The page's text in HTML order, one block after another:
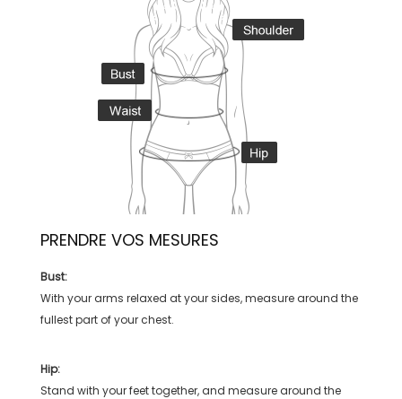
PRENDRE VOS MESURES
Bust:
With your arms relaxed at your sides, measure around the
fullest part of your chest.
Hip:
Stand with your feet together, and measure around the